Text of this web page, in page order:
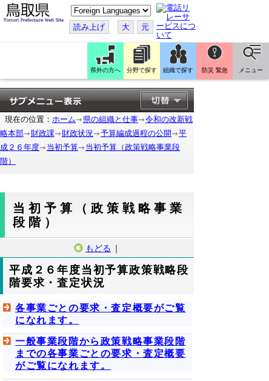
こ
の
ペ
ー
す
る
読み上げ 大 元
県外の方へ 分野で探す 組織で探す 防災 緊急 メニュー
現在の位置： ホーム 県の組織と仕事
令和の改新戦
略本部
財政課 財政状況 予算編成過程の公開
平
成２６年度
当初予算
当初予算（政策戦略事業段
階）
当初予算（政策戦略事業
段階）
もどる ｜
平成２６年度当初予算政策戦略段
階要求・査定状況
各事業ごとの要求・査定概要がご覧
になれます。
一般事業段階から政策戦略事業段階
までの各事業ごとの要求・査定概要
がご覧になれます。